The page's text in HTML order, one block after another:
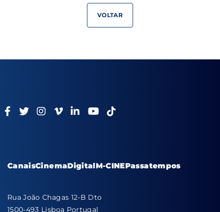
VOLTAR
CanaisCinemaDigitalM-CINEPassatempos
Rua João Chagas 12-B Dto
1500-493 Lisboa Portugal